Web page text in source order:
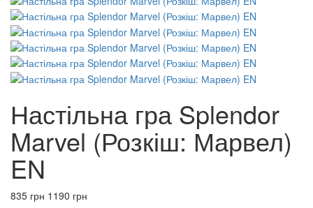
Настільна гра Splendor
Marvel (Розкіш: Марвел)
EN
835 грн 1190 грн